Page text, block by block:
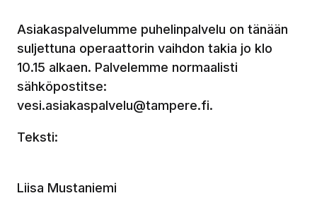
Asiakaspalvelumme puhelinpalvelu on tänään
suljettuna operaattorin vaihdon takia jo klo
10.15 alkaen. Palvelemme normaalisti
sähköpostitse:
vesi.asiakaspalvelu@tampere.fi.
Teksti:
Liisa Mustaniemi